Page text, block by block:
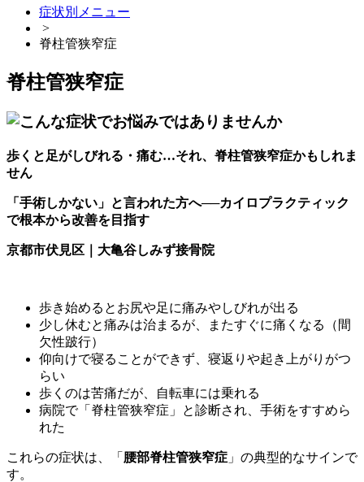
症状別メニュー
>
脊柱管狭窄症
脊柱管狭窄症
歩くと足がしびれる・痛む…それ、脊柱管狭窄症かもしれま
せん
「手術しかない」と言われた方へ──カイロプラクティック
で根本から改善を目指す
京都市伏見区｜大亀谷しみず接骨院
歩き始めるとお尻や足に痛みやしびれが出る
少し休むと痛みは治まるが、またすぐに痛くなる（間
欠性跛行）
仰向けで寝ることができず、寝返りや起き上がりがつ
らい
歩くのは苦痛だが、自転車には乗れる
病院で「脊柱管狭窄症」と診断され、手術をすすめら
れた
これらの症状は、「 腰部脊柱管狭窄症 」の典型的なサインで
す。